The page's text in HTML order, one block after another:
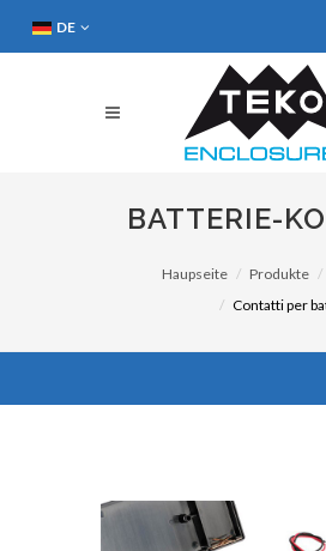
DE
BATTERIE-
Haupseite Produkte
Contatti per